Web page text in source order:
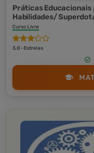
Práticas
Habilidades/
Curso Livre
3,0 · Estrelas